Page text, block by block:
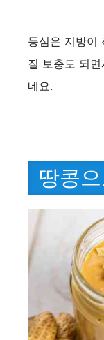
등심은 지방이
질 보충도 되
네요.
땅콩